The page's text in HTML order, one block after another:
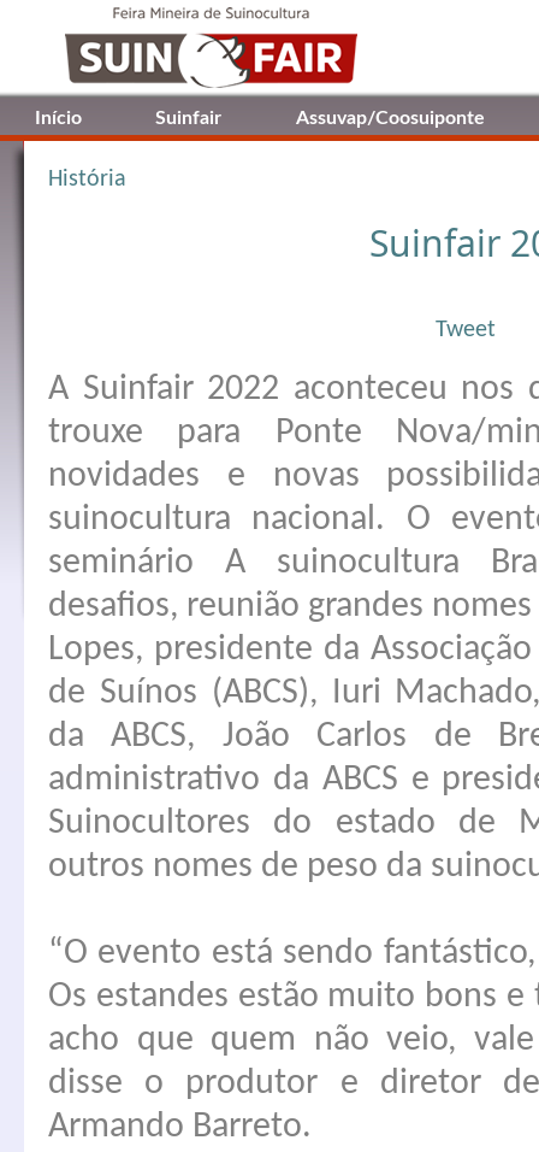
Início Suinfair Assuvap/Coosuiponte
História
Suinfair
Tweet
A Suinfair 2022 aconteceu
trouxe para Ponte Nova/
novidades e novas
suinocultura nacional. O
seminário A suinocultura
desafios, reunião grandes
Lopes, presidente da
de Suínos (ABCS), Iuri
da ABCS, João Carlos de
administrativo da ABCS e
Suinocultores do estado de
outros nomes de peso da
“O evento está sendo
Os estandes estão muito bons
acho que quem não veio,
disse o produtor e diretor de
Armando Barreto.